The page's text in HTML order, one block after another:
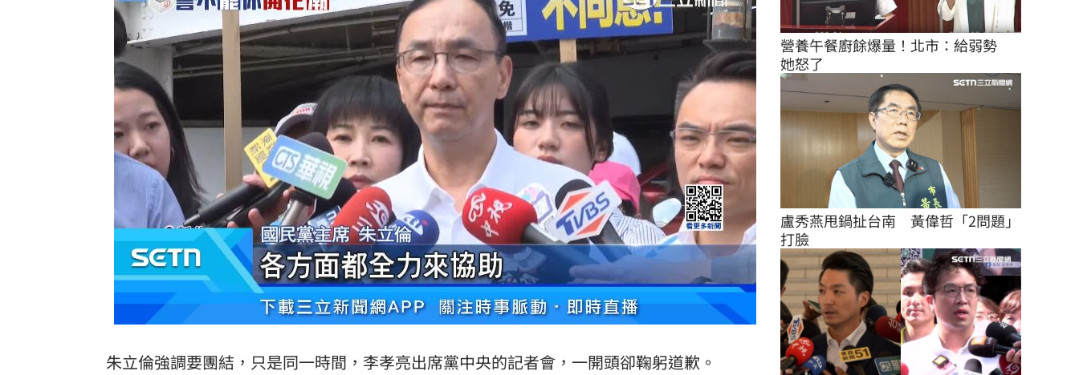
朱立倫強調要團結，只是同一時間，李孝亮出席黨中央的記者會，一開頭卻鞠躬道歉。
營養午餐廚餘爆量！北市：給弱勢
她怒了
盧秀燕甩鍋扯台南　黃偉哲「2問題」
打臉